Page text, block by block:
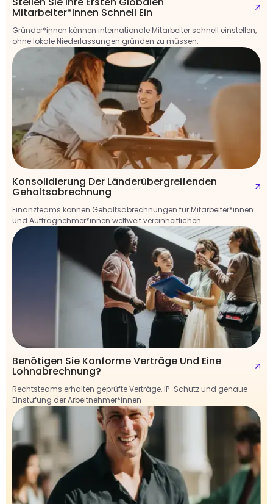
Mitarbeiter*innen Schnell Ein
Gründer*innen können internationale Mitarbeiter schnell einstellen,
ohne lokale Niederlassungen gründen zu müssen.
Konsolidierung Der Länderübergreifenden
Gehaltsabrechnung
Finanzteams können Gehaltsabrechnungen für Mitarbeiter*innen
und Auftragnehmer*innen weltweit vereinheitlichen.
Benötigen Sie Konforme Verträge Und Eine
Lohnabrechnung?
Rechtsteams erhalten geprüfte Verträge, IP-Schutz und genaue
Einstufung der Arbeitnehmer*innen